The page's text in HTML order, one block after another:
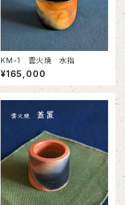
KM-1 雲火焼 水指
¥165,000